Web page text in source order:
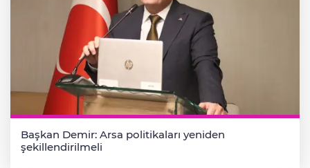
Başkan Demir: Arsa politikaları yeniden
şekillendirilmeli